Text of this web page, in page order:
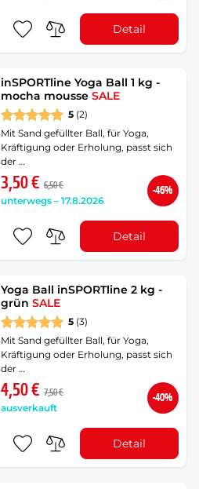
Detail
inSPORTline Yoga Ball 1 kg -
mocha mousseSALE
5 (2)
Mit Sand gefüllter Ball, für Yoga,
Kräftigung oder Erholung, passt sich
der …
3,50 € 6,50 €
unterwegs – 17.8.2026
-46%
Detail
Yoga Ball inSPORTline 2 kg -
grünSALE
5 (3)
Mit Sand gefüllter Ball, für Yoga,
Kräftigung oder Erholung, passt sich
der …
4,50 € 7,50 €
ausverkauft
-40%
Detail